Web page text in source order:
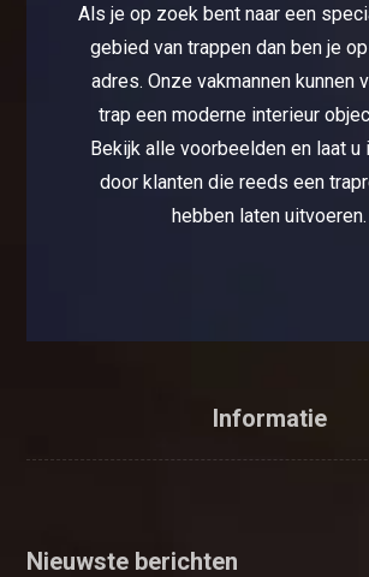
Als je op zoek bent naar een
gebied van trappen dan ben je
adres. Onze vakmannen kunnen
trap een moderne interieur
Bekijk alle voorbeelden en laat u
door klanten die reeds een
hebben laten uitvoeren.
Informatie
Nieuwste berichten